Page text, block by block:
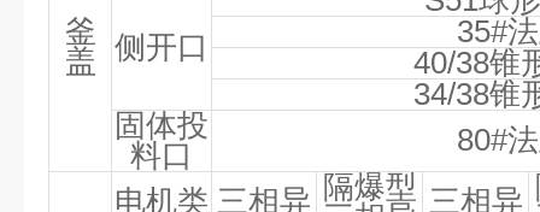
釜
盖 侧开口
35#
40/38锥
34/38锥
固体投
料口
80#
电机类 三相异 隔爆型 三相异